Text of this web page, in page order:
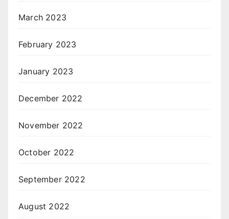
March 2023
February 2023
January 2023
December 2022
November 2022
October 2022
September 2022
August 2022